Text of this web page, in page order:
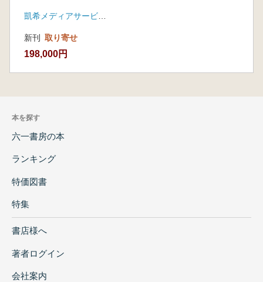
凱希メディアサービス
新刊 取り寄せ
198,000円
本を探す
六一書房の本
ランキング
特価図書
特集
書店様へ
著者ログイン
会社案内